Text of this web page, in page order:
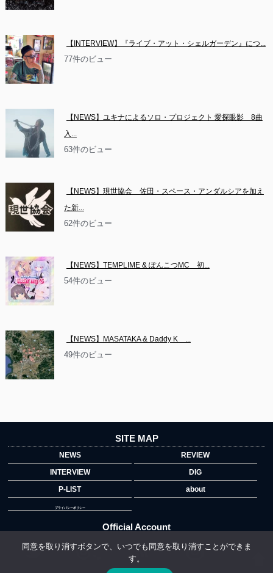
【INTERVIEW】『ライブ・アット・シェルガーデン』につ...
77件のビュー
【NEWS】ユキナによるソロ・プロジェクト 愛探眼影　8曲
入...
63件のビュー
【NEWS】現世協会　佐田・スペース・アンダルシアを加え
た新...
62件のビュー
【NEWS】TEMPLIME & ぽんこつMC　初...
54件のビュー
【NEWS】MASATAKA & Daddy K　...
49件のビュー
SITE MAP
NEWS
REVIEW
INTERVIEW
DIG
P-LIST
about
プライバシーポリシー
Official Account
同意を取り消すボタンで、いつでも同意を取り消すことができま
す。